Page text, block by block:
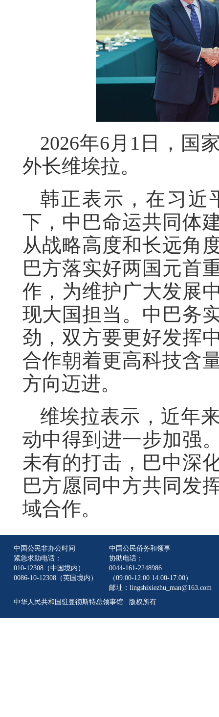
2026年6月1日，国
外长维埃拉。
韩正表示，在习近
下，中巴命运共同体
从战略高度和长远角
巴方落实好两国元首
作，为维护广大发展
现大国担当。中巴务
劲，双方要更好发挥
合作朝着更高科技含
方向迈进。
维埃拉表示，近年
动中得到进一步加强
未有的打击，巴中深
巴方愿同中方共同发
域合作。
中国公民非办公时间
紧急求助电话：
010-12308（中国境内）
0086-10-12308（英国境内）
中国公民侨务和领事
协助电话：
0044-161-2248986
（09:00-12:00 14:00-17:00）
邮址：lingshixiezhu_man@163.com
中华人民共和国驻曼彻斯特总领事馆 版权所有